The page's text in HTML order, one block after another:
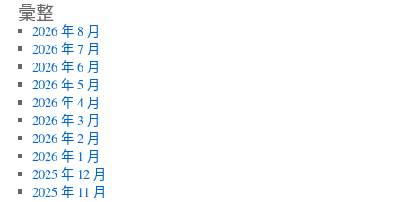
彙整
2026 年 8 月
2026 年 7 月
2026 年 6 月
2026 年 5 月
2026 年 4 月
2026 年 3 月
2026 年 2 月
2026 年 1 月
2025 年 12 月
2025 年 11 月